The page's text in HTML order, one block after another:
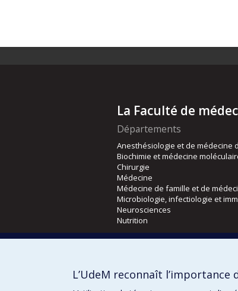
La Faculté de
Départements
Anesthésiologie et de médecine
Biochimie et médecine
Chirurgie
Médecine
Médecine de famille et de
Microbiologie, infectiologie et
Neurosciences
Nutrition
Orthophonie et audiologie
L’UdeM reconnaît